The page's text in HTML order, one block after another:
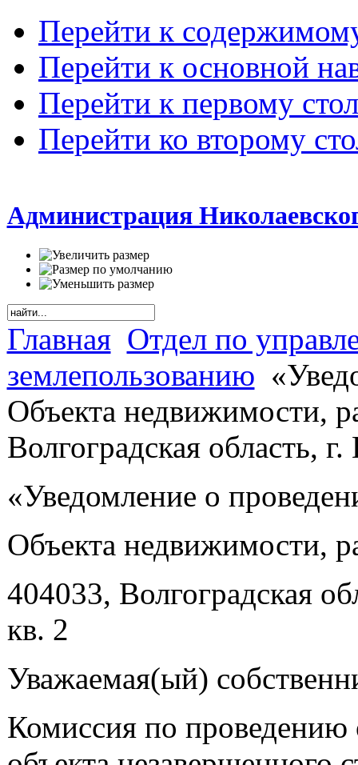
Перейти к
Перейти к основной
Перейти к первому
Перейти ко второму
Администрация
Главная Отдел по
землепользованию
Объекта недвижимости,
Волгоградская область,
«Уведомление о
Объекта недвижимости,
404033, Волгоградская
кв. 2
Уважаемая(ый)
Комиссия по проведению